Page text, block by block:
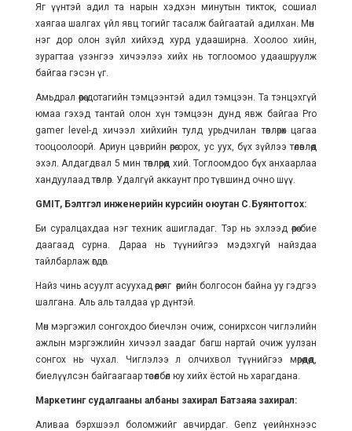
Яг үүнтэй адил та нарын хэдхэн минутын тикток, сошиал
хаягаа шалгах үйл явц тогийг тасалж байгаатай адилхан. Мөн
нэг дор олон зүйл хийхэд хурд удааширна. Хоолоо хийн,
зурагтаа үзэнгээ хичээлээ хийх нь тоглоомоо удаашруулж
байгаа гэсэн үг.
Амьдрал өөрөө дотагийн тэмцээнтэй адил тэмцээн. Та тэнцэхгүй
юмаа гэхэд тантай олон хүн тэмцээн дунд явж байгаа Pro
gamer level-д хичээл хийхийн тулд урьдчилан төвлөрөх цагаа
тооцоолоорй. Ариун цэврийн өрөө орох, ус уух, бүх зүйлээ төлөвлөөд
эхэл. Алдагдвал 5 мин төвлөрөөд хий. Тоглоомдоо бүх анхаарлаа
хандуулаад төвлөр. Удалгүй аккаунт про түвшинд очно шүү.
GMIT, Бэлтгэл инженерийн курсийн оюутан С.Буянтогтох:
Би суралцахдаа нэг техник ашигладаг. Тэр нь эхлээд өөрөө бие
даагаад сурна. Дараа нь түүнийгээ мэдэхгүй найздаа
тайлбарлаж өгдөг.
Найз чинь асуулт асуухад өөрөө яг өөрийн болгосон байна уу гэдгээ
шалгана. Аль аль талдаа үр дүнтэй.
Мөн мэргэжил сонгохдоо биечлэн очиж, сонирхсон чиглэлийн
ажлын мэргэжлийн хичээл заадаг багш нартай очиж уулзан
сонгох нь чухал. Чиглэлээ л олчихвол түүнийгээ мөрөөдөөд,
биелүүлсэн байгаагаар төсөөлбөл юу хийх ёстой нь харагдана.
Маркетинг судалгааны албаны захирал Батзаяа захирал:
Аливаа бэрхшээл боломжийг авчирдаг. Genz үеийнхнээс